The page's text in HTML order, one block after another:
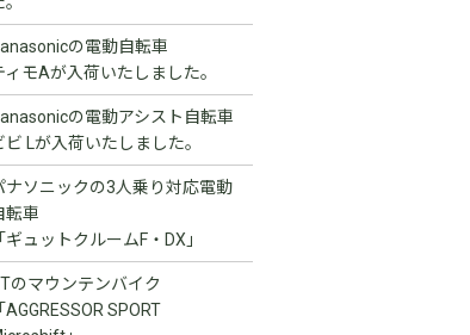
の電動自転車
ィモAが入荷いたしました。
の電動アシスト自転車
ビ Lが入荷いたしました。
ナソニックの3人乗り対応電動
転車
「ギュットクルームF・DX」
のマウンテンバイク
「AGGRESSOR SPORT